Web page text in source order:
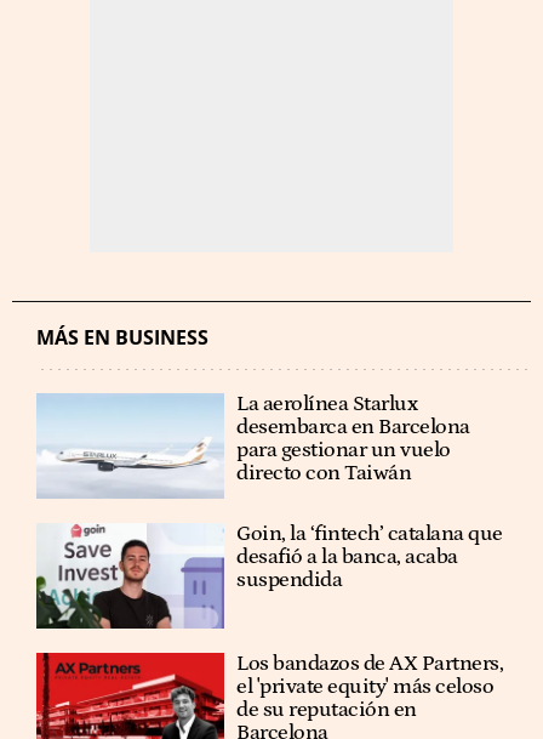
MÁS EN BUSINESS
La aerolínea Starlux
desembarca en Barcelona
para gestionar un vuelo
directo con Taiwán
Goin, la ‘fintech’ catalana que
desafió a la banca, acaba
suspendida
Los bandazos de AX Partners,
el 'private equity' más celoso
de su reputación en
Barcelona